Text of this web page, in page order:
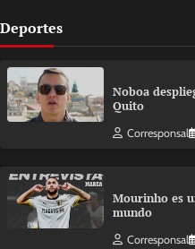
Deportes
Noboa
Quito
Corresponsal
Mourinho es
mundo
Corresponsal